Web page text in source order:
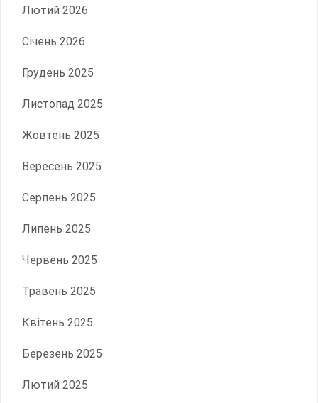
Лютий 2026
Січень 2026
Грудень 2025
Листопад 2025
Жовтень 2025
Вересень 2025
Серпень 2025
Липень 2025
Червень 2025
Травень 2025
Квітень 2025
Березень 2025
Лютий 2025